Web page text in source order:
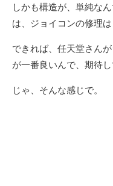
しかも構造が、単純な
は、ジョイコンの修理は
できれば、任天堂さん
が一番良いんで、期待し
じゃ、そんな感じで。